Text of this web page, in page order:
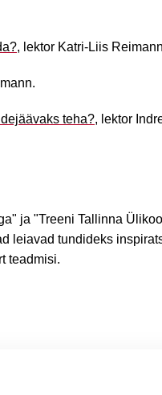
, lektor Katri-Liis
teha?, lektor
ja "Treeni Tallinna
leiavad tundideks
teadmisi.